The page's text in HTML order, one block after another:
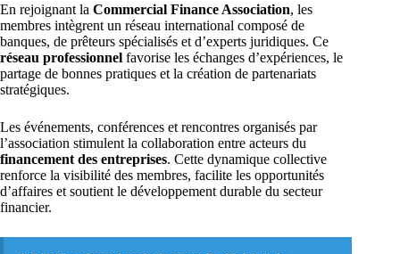
En rejoignant la Commercial Finance Association, les
membres intègrent un réseau international composé de
banques, de prêteurs spécialisés et d’experts juridiques. Ce
réseau professionnel favorise les échanges d’expériences, le
partage de bonnes pratiques et la création de partenariats
stratégiques.
Les événements, conférences et rencontres organisés par
l’association stimulent la collaboration entre acteurs du
financement des entreprises. Cette dynamique collective
renforce la visibilité des membres, facilite les opportunités
d’affaires et soutient le développement durable du secteur
financier.